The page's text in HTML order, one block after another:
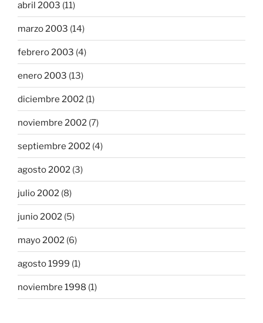
abril 2003 (11)
marzo 2003 (14)
febrero 2003 (4)
enero 2003 (13)
diciembre 2002 (1)
noviembre 2002 (7)
septiembre 2002 (4)
agosto 2002 (3)
julio 2002 (8)
junio 2002 (5)
mayo 2002 (6)
agosto 1999 (1)
noviembre 1998 (1)